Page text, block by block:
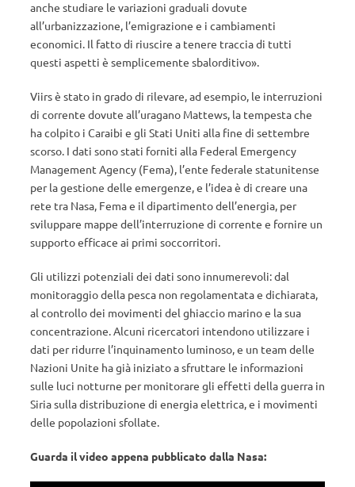
anche studiare le variazioni graduali dovute
all’urbanizzazione, l’emigrazione e i cambiamenti
economici. Il fatto di riuscire a tenere traccia di tutti
questi aspetti è semplicemente sbalorditivo».
Viirs è stato in grado di rilevare, ad esempio, le interruzioni
di corrente dovute all’uragano Mattews, la tempesta che
ha colpito i Caraibi e gli Stati Uniti alla fine di settembre
scorso. I dati sono stati forniti alla Federal Emergency
Management Agency (Fema), l’ente federale statunitense
per la gestione delle emergenze, e l’idea è di creare una
rete tra Nasa, Fema e il dipartimento dell’energia, per
sviluppare mappe dell’interruzione di corrente e fornire un
supporto efficace ai primi soccorritori.
Gli utilizzi potenziali dei dati sono innumerevoli: dal
monitoraggio della pesca non regolamentata e dichiarata,
al controllo dei movimenti del ghiaccio marino e la sua
concentrazione. Alcuni ricercatori intendono utilizzare i
dati per ridurre l’inquinamento luminoso, e un team delle
Nazioni Unite ha già iniziato a sfruttare le informazioni
sulle luci notturne per monitorare gli effetti della guerra in
Siria sulla distribuzione di energia elettrica, e i movimenti
delle popolazioni sfollate.
Guarda il video appena pubblicato dalla Nasa: